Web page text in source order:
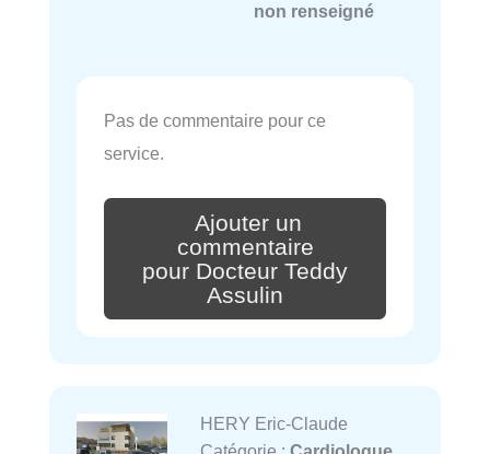
non renseigné
Pas de commentaire pour ce
service.
Ajouter un
commentaire
pour Docteur Teddy
Assulin
HERY Eric-Claude